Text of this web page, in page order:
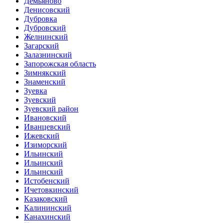
Денисовский
Дубровка
Дубровский
Желнинский
Загарский
Залазнинский
Запорожская область
Зимнякский
Знаменский
Зуевка
Зуевский
Зуевский район
Ивановский
Иванцевский
Ижевский
Изиморский
Ильинский
Ильинский
Ильинский
Истобенский
Ичетовкинский
Казаковский
Калининский
Канахинский